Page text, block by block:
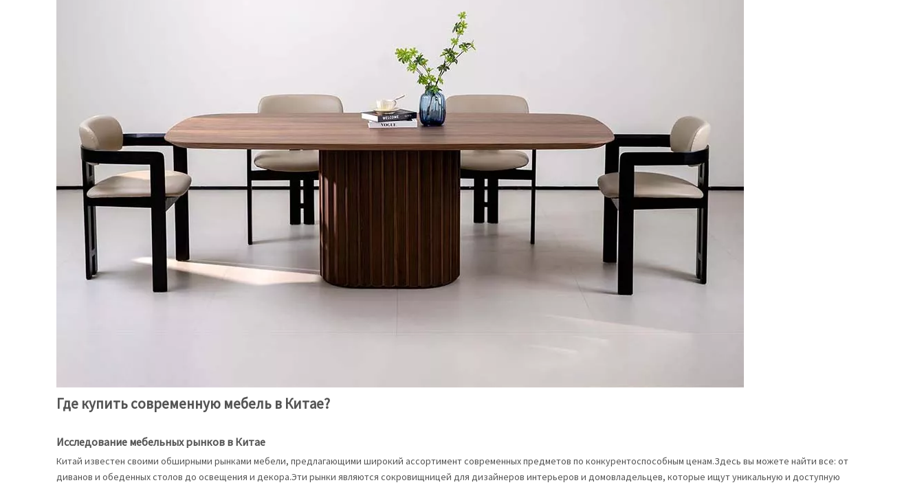
Где купить современную мебель в Китае?
Исследование мебельных рынков в Китае
Китай известен своими обширными рынками мебели, предлагающими широкий ассортимент современных предметов по конкурентоспособным ценам.Здесь вы можете найти все: от
диванов и обеденных столов до освещения и декора.Эти рынки являются сокровищницей для дизайнеров интерьеров и домовладельцев, которые ищут уникальную и доступную